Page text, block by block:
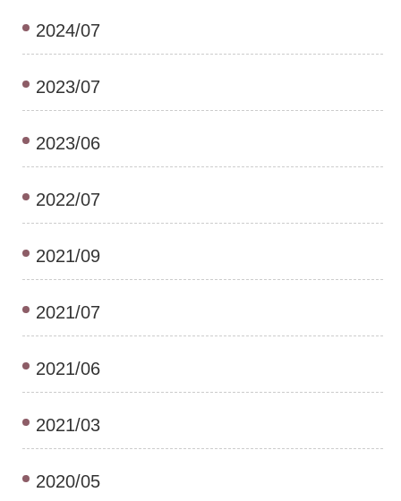
2024/07
2023/07
2023/06
2022/07
2021/09
2021/07
2021/06
2021/03
2020/05